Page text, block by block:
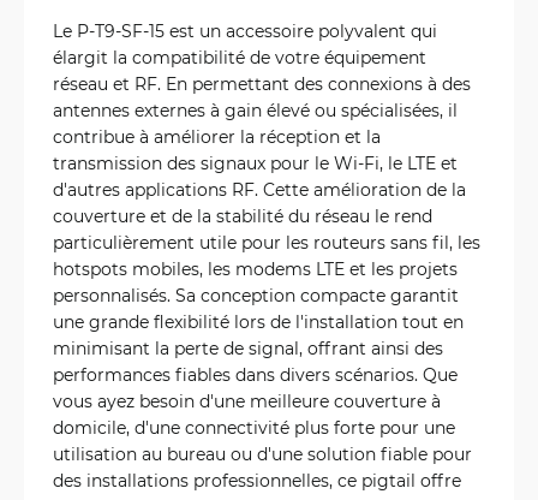
Le P-T9-SF-15 est un accessoire polyvalent qui
élargit la compatibilité de votre équipement
réseau et RF. En permettant des connexions à des
antennes externes à gain élevé ou spécialisées, il
contribue à améliorer la réception et la
transmission des signaux pour le Wi-Fi, le LTE et
d'autres applications RF. Cette amélioration de la
couverture et de la stabilité du réseau le rend
particulièrement utile pour les routeurs sans fil, les
hotspots mobiles, les modems LTE et les projets
personnalisés. Sa conception compacte garantit
une grande flexibilité lors de l'installation tout en
minimisant la perte de signal, offrant ainsi des
performances fiables dans divers scénarios. Que
vous ayez besoin d'une meilleure couverture à
domicile, d'une connectivité plus forte pour une
utilisation au bureau ou d'une solution fiable pour
des installations professionnelles, ce pigtail offre